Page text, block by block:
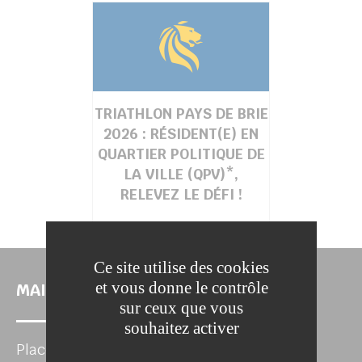
TRIATHLON PAYS DE BRIE
2026 : RÉSIDENT(E) EN
QUARTIER POLITIQUE DE
LA VILLE (QPV)*,
RELEVEZ LE DÉFI !
MAIRIE DE LA FERTÉ-SOUS-JOUARRE
Place de l'Hôtel de Ville
Ce site utilise des cookies
et vous donne le contrôle
sur ceux que vous
souhaitez activer